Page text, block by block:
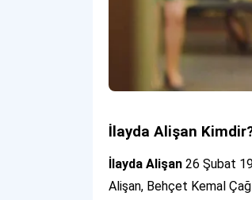
İlayda Alişan
İlayda Alişan 26 Şubat
Alişan, Behçet Kemal